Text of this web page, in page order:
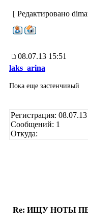
[ Редактировано
08.07.13 15:51
laks_arina
Пока еще застенчивый
Регистрация: 08.07.13
Сообщений: 1
Откуда:
Re: ИЩУ НОТЫ